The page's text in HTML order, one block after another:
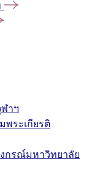
าฯ
พระเกียรติ
กรณ์มหาวิทยาลัย